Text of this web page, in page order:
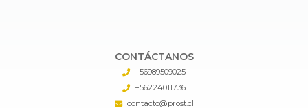
CONTÁCTANOS
+56989509025
+56224011736
contacto@prost.cl